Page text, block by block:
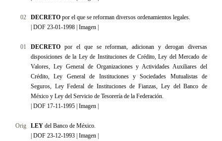
02 DECRETO por el que se reforman diversos ordenamientos legales.
|DOF 23-01-1998 |Imagen
01 DECRETO por el que se reforman, adicionan y derogan diversas
disposiciones de la Ley de Instituciones de Crédito, Ley del Mercado de
Valores, Ley General de Organizaciones y Actividades Auxiliares del
Crédito, Ley General de Instituciones y Sociedades Mutualistas de
Seguros, Ley Federal de Instituciones de Fianzas, Ley del Banco de
México y Ley del Servicio de Tesorería de la Federación.
|DOF 17-11-1995 |Imagen
Orig LEY del Banco de México.
| DOF 23-12-1993 |Imagen